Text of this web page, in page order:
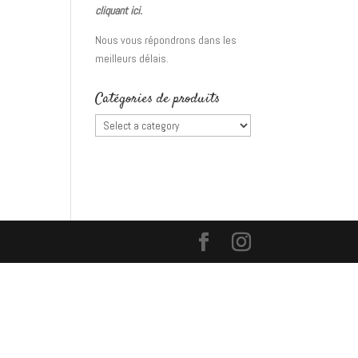
cliquant ici.
Nous vous répondrons dans les
meilleurs délais.
Catégories de produits